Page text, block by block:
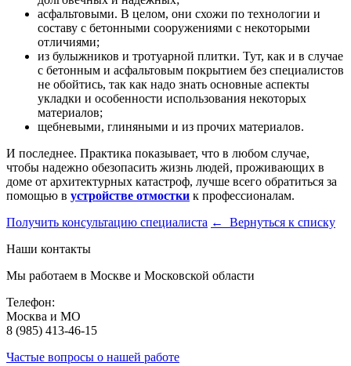
асфальтовыми. В целом, они схожи по технологии и
составу с бетонными сооружениями с некоторыми
отличиями;
из булыжников и тротуарной плитки. Тут, как и в случае
с бетонным и асфальтовым покрытием без специалистов
не обойтись, так как надо знать основные аспекты
укладки и особенности использования некоторых
материалов;
щебневыми, глиняными и из прочих материалов.
И последнее. Практика показывает, что в любом случае,
чтобы надежно обезопасить жизнь людей, проживающих в
доме от архитектурных катастроф, лучше всего обратиться за
помощью в устройстве отмостки к профессионалам.
Получить консультацию специалиста ← Вернуться к списку
Наши контакты
Мы работаем в Москве и Московской области
Телефон:
Москва и МО
8 (985) 413-46-15
Частые вопросы о нашей работе